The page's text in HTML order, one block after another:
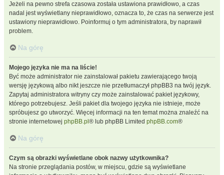
Jeżeli na pewno strefa czasowa została ustawiona prawidłowo, a czas
nadal jest wyświetlany nieprawidłowo, oznacza to, że czas na serwerze jest
ustawiony nieprawidłowo. Poinformuj o tym administratora, by naprawił
problem.
Na górę
Mojego języka nie ma na liście!
Być może administrator nie zainstalował pakietu zawierającego twoją
wersję językową albo nikt jeszcze nie przetłumaczył phpBB3 na twój język.
Zapytaj administratora witryny czy może zainstalować pakiet językowy,
którego potrzebujesz. Jeśli pakiet dla twojego języka nie istnieje, może
spróbujesz go utworzyć. Więcej informacji na ten temat można znaleźć na
stronie internetowej phpBB.pl ® lub phpBB Limited phpBB.com®
Na górę
Czym są obrazki wyświetlane obok nazwy użytkownika?
Na stronie przeglądania postów, w miejscu, gdzie są wyświetlane